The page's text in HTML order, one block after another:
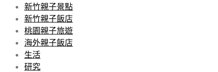
新竹親子景點
新竹親子飯店
桃園親子旅遊
海外親子飯店
生活
研究